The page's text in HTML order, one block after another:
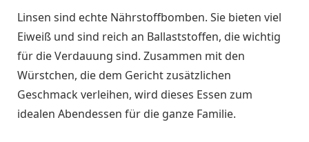
Linsen sind echte Nährstoffbomben. Sie bieten viel
Eiweiß und sind reich an Ballaststoffen, die wichtig
für die Verdauung sind. Zusammen mit den
Würstchen, die dem Gericht zusätzlichen
Geschmack verleihen, wird dieses Essen zum
idealen Abendessen für die ganze Familie.